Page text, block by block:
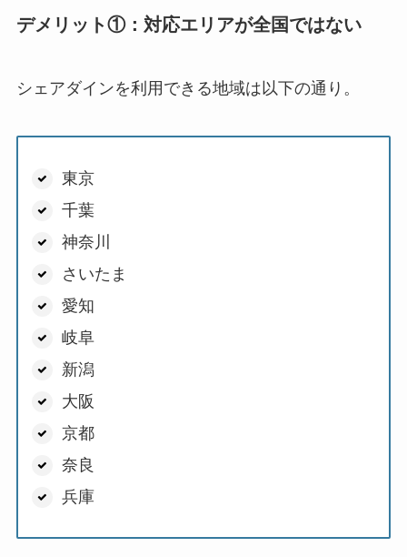
デメリット①：対応エリアが全国ではない
シェアダインを利用できる地域は以下の通り。
東京
千葉
神奈川
さいたま
愛知
岐阜
新潟
大阪
京都
奈良
兵庫